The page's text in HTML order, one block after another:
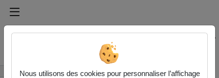
Médiathèque de l'université Paris
Rechercher un média sur Médiathèque de l'université
Accueil Vidéos
Nous utilisons des cookies pour personnaliser l’affichage